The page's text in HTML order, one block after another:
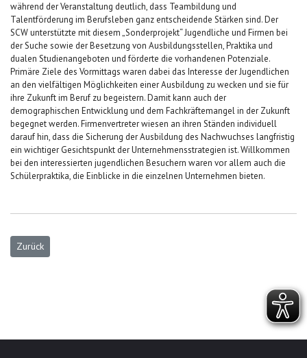
während der Veranstaltung deutlich, dass Teambildung und
Talentförderung im Berufsleben ganz entscheidende Stärken sind. Der
SCW unterstützte mit diesem „Sonderprojekt“ Jugendliche und Firmen bei
der Suche sowie der Besetzung von Ausbildungsstellen, Praktika und
dualen Studienangeboten und förderte die vorhandenen Potenziale.
Primäre Ziele des Vormittags waren dabei das Interesse der Jugendlichen
an den vielfältigen Möglichkeiten einer Ausbildung zu wecken und sie für
ihre Zukunft im Beruf zu begeistern. Damit kann auch der
demographischen Entwicklung und dem Fachkräftemangel in der Zukunft
begegnet werden. Firmenvertreter wiesen an ihren Ständen individuell
darauf hin, dass die Sicherung der Ausbildung des Nachwuchses langfristig
ein wichtiger Gesichtspunkt der Unternehmensstrategien ist. Willkommen
bei den interessierten jugendlichen Besuchern waren vor allem auch die
Schülerpraktika, die Einblicke in die einzelnen Unternehmen bieten.
Vorheriger Beitrag: SCW-Sponsorentreffen bei ck-modelcars
Zurück